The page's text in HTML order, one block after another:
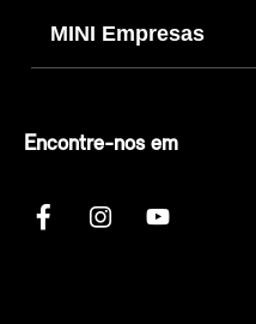
MINI Empresas
Encontre-nos em